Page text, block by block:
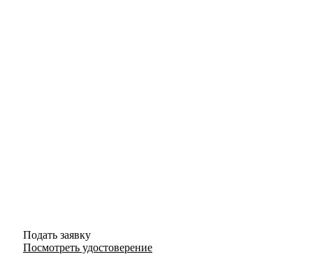
Подать заявку
Посмотреть удостоверение